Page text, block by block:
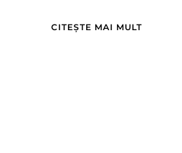
CITEȘTE MAI MULT